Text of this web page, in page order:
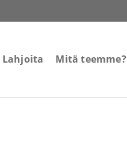
Lahjoita Mitä teemme?